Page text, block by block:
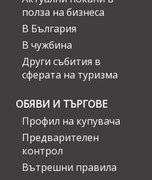
полза на бизнеса
В България
В чужбина
Други събития в
сферата на туризма
ОБЯВИ И ТЪРГОВЕ
Профил на купувача
Предварителен
контрол
Вътрешни правила